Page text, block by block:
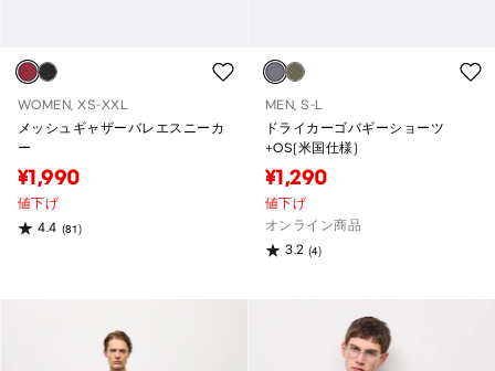
WOMEN, XS-XXL
メッシュギャザーバレエスニーカ
ー
¥1,990
値下げ
4.4 (81)
MEN, S-L
ドライカーゴバギーショーツ
+OS(米国仕様)
¥1,290
値下げ
オンライン商品
3.2 (4)